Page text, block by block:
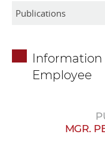
Information
Employee
MGR.